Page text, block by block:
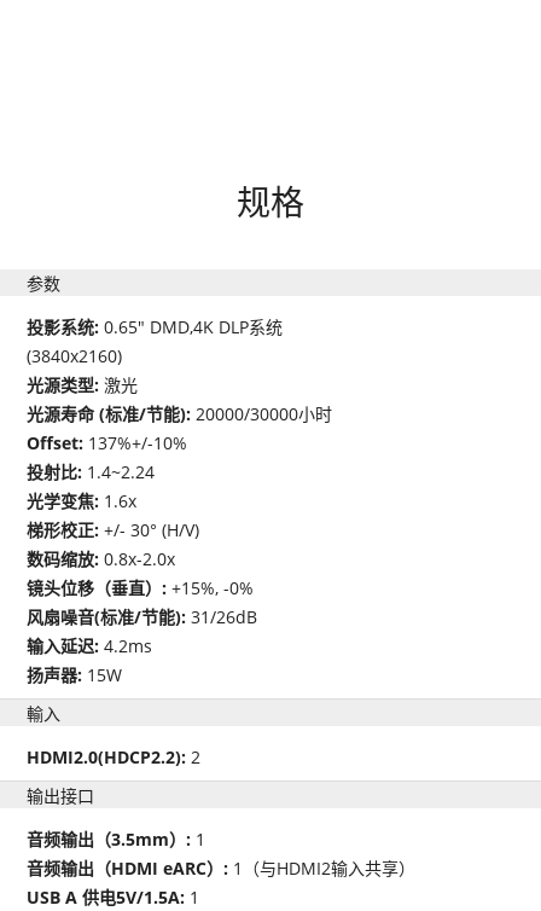
规格
参数
投影系统:0.65" DMD,4K DLP系统
(3840x2160)
光源类型:激光
光源寿命 (标准/节能):20000/30000小时
Offset: 137%+/-10%
投射比: 1.4~2.24
光学变焦: 1.6x
梯形校正:+/- 30° (H/V)
数码缩放:0.8x-2.0x
镜头位移（垂直）:+15%, -0%
风扇噪音(标准/节能):31/26dB
输入延迟:4.2ms
扬声器: 15W
輸入
HDMI2.0(HDCP2.2):2
输出接口
音频输出（3.5mm）: 1
音频输出（HDMI eARC）: 1（与HDMI2输入共享）
USB A 供电5V/1.5A: 1